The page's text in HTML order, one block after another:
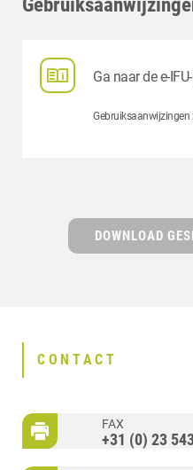
Ga naar de e-
Gebruiksaanwijzingen
DOWNLOAD
CONTACT
FAX
+31 (0) 23